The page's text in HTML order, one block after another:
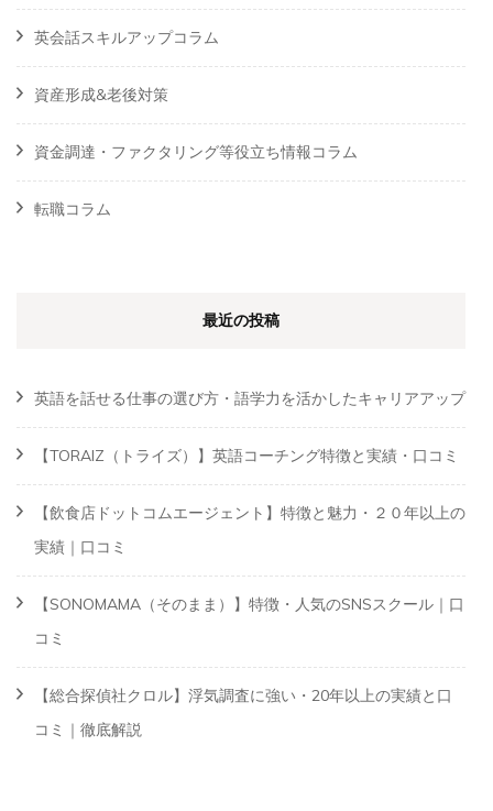
英会話スキルアップコラム
資産形成&老後対策
資金調達・ファクタリング等役立ち情報コラム
転職コラム
最近の投稿
英語を話せる仕事の選び方・語学力を活かしたキャリアアップ
【TORAIZ（トライズ）】英語コーチング特徴と実績・口コミ
【飲食店ドットコムエージェント】特徴と魅力・２０年以上の
実績｜口コミ
【SONOMAMA（そのまま）】特徴・人気のSNSスクール｜口
コミ
【総合探偵社クロル】浮気調査に強い・20年以上の実績と口
コミ｜徹底解説